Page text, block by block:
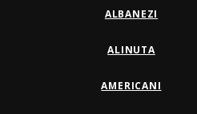
ALBANEZI
ALINUTA
AMERICANI